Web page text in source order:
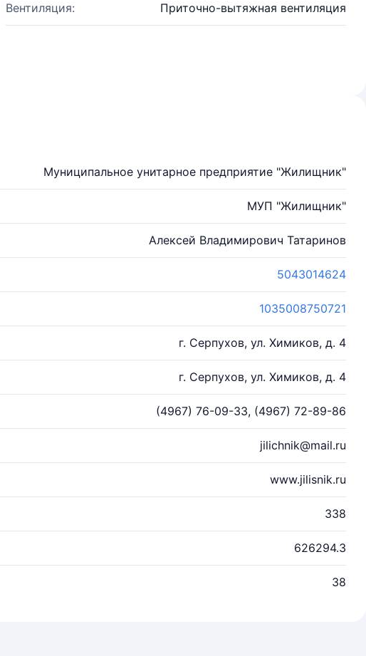
Вентиляция: Приточно-вытяжная вентиляция
Муниципальное унитарное предприятие "Жилищник"
МУП "Жилищник"
Алексей Владимирович Татаринов
5043014624
1035008750721
г. Серпухов, ул. Химиков, д. 4
г. Серпухов, ул. Химиков, д. 4
(4967) 76-09-33, (4967) 72-89-86
jilichnik@mail.ru
www.jilisnik.ru
338
626294.3
38